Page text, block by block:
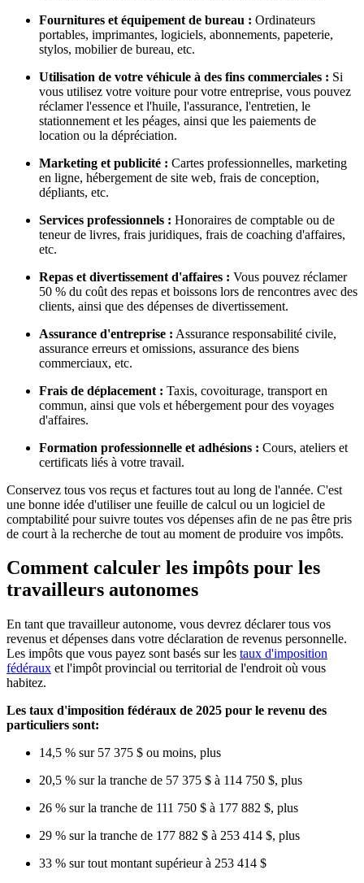
Fournitures et équipement de bureau : Ordinateurs
portables, imprimantes, logiciels, abonnements, papeterie,
stylos, mobilier de bureau, etc.
Utilisation de votre véhicule à des fins commerciales : Si
vous utilisez votre voiture pour votre entreprise, vous pouvez
réclamer l'essence et l'huile, l'assurance, l'entretien, le
stationnement et les péages, ainsi que les paiements de
location ou la dépréciation.
Marketing et publicité : Cartes professionnelles, marketing
en ligne, hébergement de site web, frais de conception,
dépliants, etc.
Services professionnels : Honoraires de comptable ou de
teneur de livres, frais juridiques, frais de coaching d'affaires,
etc.
Repas et divertissement d'affaires : Vous pouvez réclamer
50 % du coût des repas et boissons lors de rencontres avec des
clients, ainsi que des dépenses de divertissement.
Assurance d'entreprise : Assurance responsabilité civile,
assurance erreurs et omissions, assurance des biens
commerciaux, etc.
Frais de déplacement : Taxis, covoiturage, transport en
commun, ainsi que vols et hébergement pour des voyages
d'affaires.
Formation professionnelle et adhésions : Cours, ateliers et
certificats liés à votre travail.
Conservez tous vos reçus et factures tout au long de l'année. C'est
une bonne idée d'utiliser une feuille de calcul ou un logiciel de
comptabilité pour suivre toutes vos dépenses afin de ne pas être pris
de court à la recherche de tout au moment de produire vos impôts.
Comment calculer les impôts pour les
travailleurs autonomes
En tant que travailleur autonome, vous devrez déclarer tous vos
revenus et dépenses dans votre déclaration de revenus personnelle.
Les impôts que vous payez sont basés sur les taux d'imposition
fédéraux et l'impôt provincial ou territorial de l'endroit où vous
habitez.
Les taux d'imposition fédéraux de 2025 pour le revenu des
particuliers sont:
14,5 % sur 57 375 $ ou moins, plus
20,5 % sur la tranche de 57 375 $ à 114 750 $, plus
26 % sur la tranche de 111 750 $ à 177 882 $, plus
29 % sur la tranche de 177 882 $ à 253 414 $, plus
33 % sur tout montant supérieur à 253 414 $